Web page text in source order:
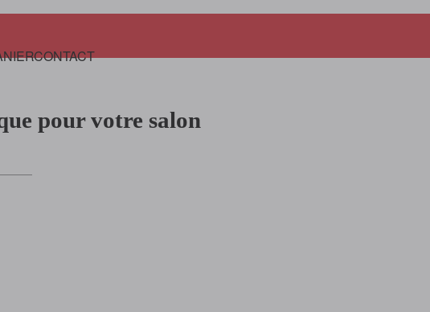
CONTACT
pour votre salon